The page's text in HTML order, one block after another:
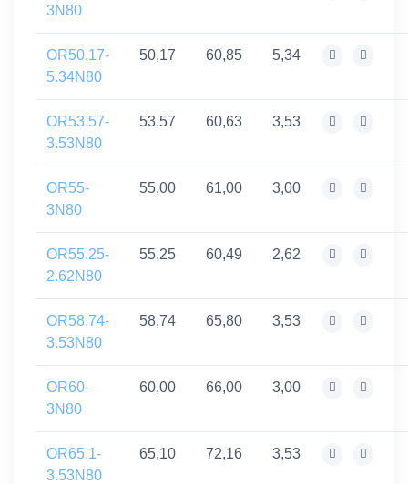
3N80
OR50.17-
5.34N80
50,17 60,85 5,34
OR53.57-
3.53N80
53,57 60,63 3,53
OR55-
3N80
55,00 61,00 3,00
OR55.25-
2.62N80
55,25 60,49 2,62
OR58.74-
3.53N80
58,74 65,80 3,53
OR60-
3N80
60,00 66,00 3,00
OR65.1-
3.53N80
65,10 72,16 3,53